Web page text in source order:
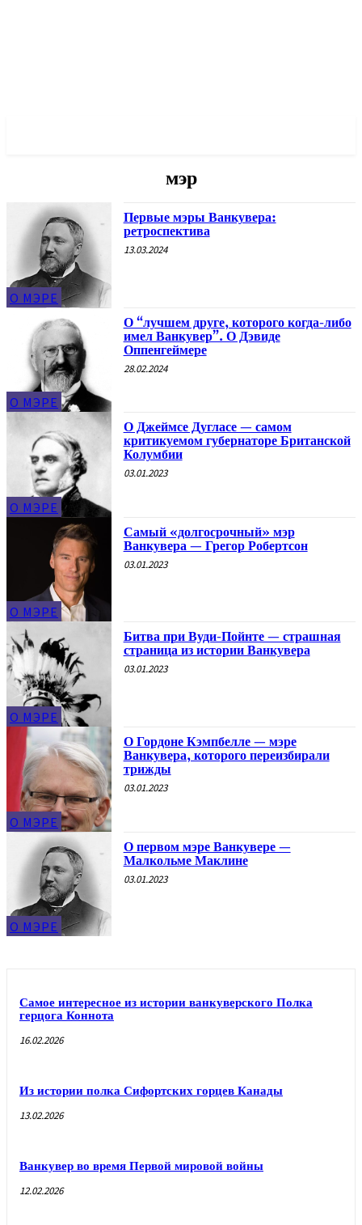
мэр
О МЭРЕ
Первые мэры Ванкувера:
ретроспектива
13.03.2024
О МЭРЕ
О “лучшем друге, которого когда-либо
имел Ванкувер”. О Дэвиде
Оппенгеймере
28.02.2024
О МЭРЕ
О Джеймсе Дугласе — самом
критикуемом губернаторе Британской
Колумбии
03.01.2023
О МЭРЕ
Самый «долгосрочный» мэр
Ванкувера — Грегор Робертсон
03.01.2023
О МЭРЕ
Битва при Вуди-Пойнте — страшная
страница из истории Ванкувера
03.01.2023
О МЭРЕ
О Гордоне Кэмпбелле — мэре
Ванкувера, которого переизбирали
трижды
03.01.2023
О МЭРЕ
О первом мэре Ванкувере —
Малкольме Маклине
03.01.2023
Самое интересное из истории ванкуверского Полка
герцога Коннота
16.02.2026
Из истории полка Сифортских горцев Канады
13.02.2026
Ванкувер во время Первой мировой войны
12.02.2026